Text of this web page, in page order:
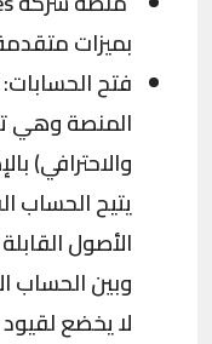
بميزات
فتح
المنصة وهي
والاحترافي)
يتيح الحساب
الأصول
وبين الحساب
لا يخضع لقيود ESMA